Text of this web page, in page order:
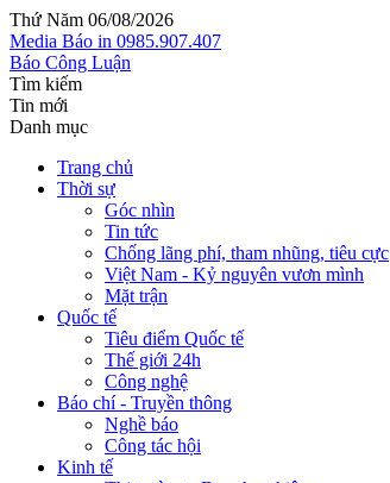
Thứ Năm 06/08/2026
Media Báo in 0985.907.407
Báo Công Luận
Tìm kiếm
Tin mới
Danh mục
Trang chủ
Thời sự
Góc nhìn
Tin tức
Chống lãng phí, tham nhũng, tiêu cực
Việt Nam - Kỷ nguyên vươn mình
Mặt trận
Quốc tế
Tiêu điểm Quốc tế
Thế giới 24h
Công nghệ
Báo chí - Truyền thông
Nghề báo
Công tác hội
Kinh tế